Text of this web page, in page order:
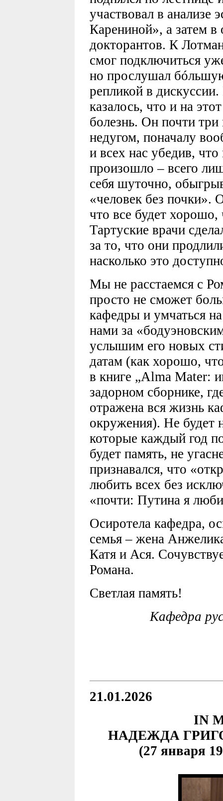
участвовал в анализе
Карениной», а затем
докторантов. К
смог подключиться
но прослушал
репликой в
казалось, что и на
болезнь. Он почти
недугом, поначалу
и всех нас убедив,
произошло – всего
себя шуточно,
«человек без почки».
что все будет хорошо,
Тартуские врачи
за то, что они
насколько это
Мы не расстаемся с
просто не сможет
кафедры и умчаться
нами за
услышим его новых
датам (как хорошо,
в книге „Alma Mater:
задорном сборнике,
отражена вся жизнь
окружения). Не будет
которые каждый год
будет память, не
признавался, что
любить всех без
«почти: Путина я
Осиротела кафедра,
семья – жена
Катя и Ася.
Романа.
Светлая память!
Кафедра
21.01.2026
IN
НАДЕЖДА
(27 января